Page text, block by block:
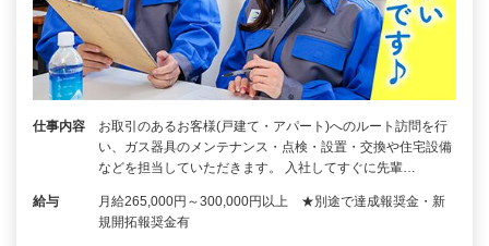
仕事内容
お取引のあるお客様(戸建て・アパート)へのルート訪問を行
い、ガス器具のメンテナンス・点検・設置・交換や住宅設備
などを担当していただきます。 入社してすぐに先輩…
給与
月給265,000円～300,000円以上 ★別途で達成報奨金・新
規開拓報奨金有